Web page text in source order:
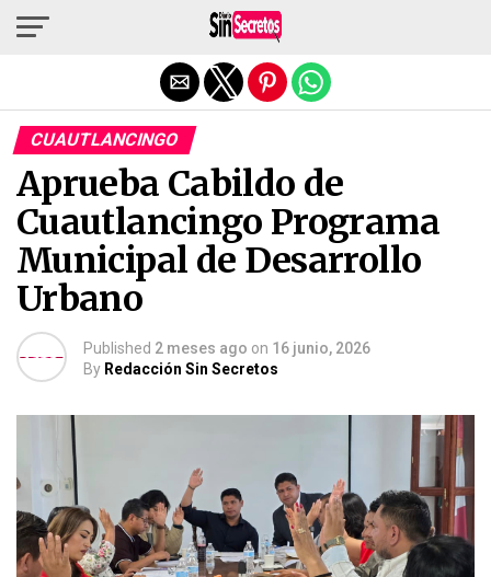
CUAUTLANCINGO
Aprueba Cabildo de
Cuautlancingo Programa
Municipal de Desarrollo
Urbano
Published 2 meses ago on 16 junio, 2026
By Redacción Sin Secretos
Salir de la versión móvil